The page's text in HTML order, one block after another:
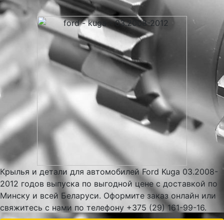
Крылья и детали для автомобилей Ford Kuga 03.2008-
2012 годов выпуска по выгодной цене с доставкой по
Минску и всей Беларуси. Оформите заказ онлайн или
свяжитесь с нами по телефону +375 (29) 161-99-16.